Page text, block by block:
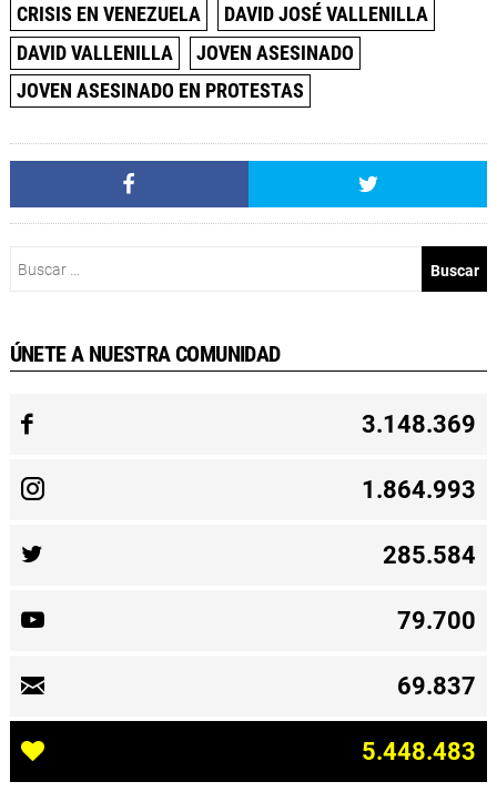
CRISIS EN VENEZUELA
DAVID JOSÉ VALLENILLA
DAVID VALLENILLA
JOVEN ASESINADO
JOVEN ASESINADO EN PROTESTAS
ÚNETE A NUESTRA COMUNIDAD
3.148.369
1.864.993
285.584
79.700
69.837
5.448.483